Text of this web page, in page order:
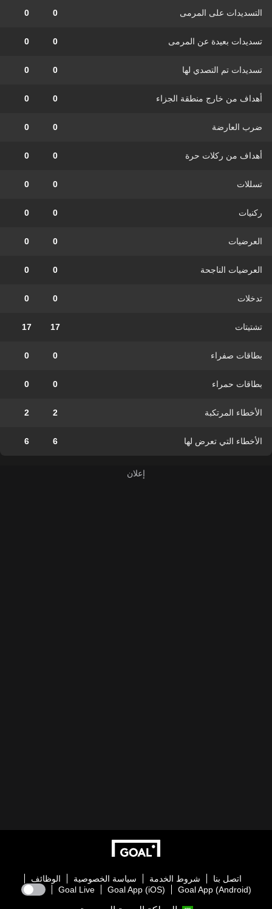
التسديدات على المرمى 0
0
تسديدات بعيدة عن المرمى 0
0
تسديدات تم التصدي لها 0
0
أهداف من خارج منطقة الجزاء 0
0
ضرب العارضة 0
0
أهداف من ركلات حرة 0
0
تسللات 0
0
ركنيات 0
0
العرضيات 0
0
العرضيات الناجحة 0
0
تدخلات 0
0
تشتيتات 17
17
بطاقات صفراء 0
0
بطاقات حمراء 0
0
الأخطاء المرتكبة 2
2
الأخطاء التي تعرض لها 6
6
اتصل بنا شروط الخدمة سياسة الخصوصية
الوظائف
Goal App (Android)
Goal App (iOS)
Goal Live